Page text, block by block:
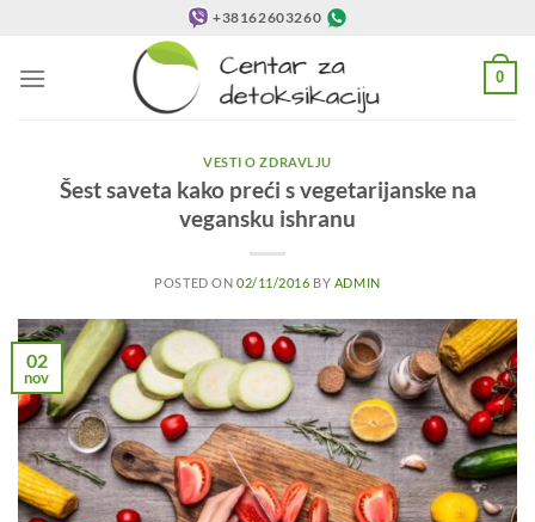
sadržaj
+38162603260
0
VESTI O ZDRAVLJU
Šest saveta kako preći s vegetarijanske na
vegansku ishranu
POSTED ON 02/11/2016 BY ADMIN
02
nov